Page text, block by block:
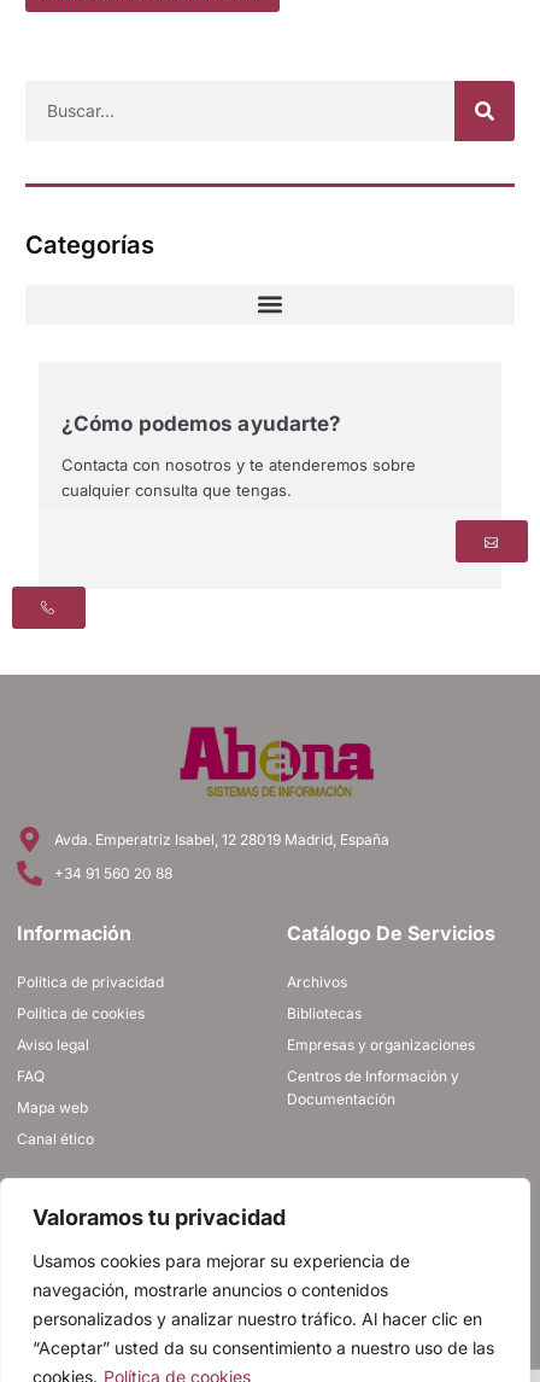
Valoramos tu privacidad
Usamos cookies para mejorar su experiencia de
navegación, mostrarle anuncios o contenidos
personalizados y analizar nuestro tráfico. Al hacer clic en
“Aceptar” usted da su consentimiento a nuestro uso de las
cookies. Política de cookies
Categorías
¿Cómo podemos ayudarte?
Contacta con nosotros y te atenderemos sobre
cualquier consulta que tengas.
Avda. Emperatriz Isabel, 12 28019 Madrid, España
+34 91 560 20 88
Información
Política de privacidad
Política de cookies
Aviso legal
FAQ
Mapa web
Canal ético
Catálogo De Servicios
Archivos
Bibliotecas
Empresas y organizaciones
Centros de Información y
Documentación
ÚNETE A NOSOTROS
CONTACTO